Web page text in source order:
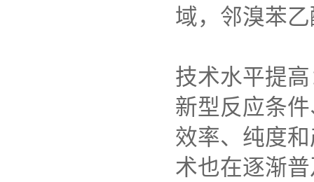
域，邻溴苯
技术水平提
新型反应条
效率、纯度
术也在逐渐